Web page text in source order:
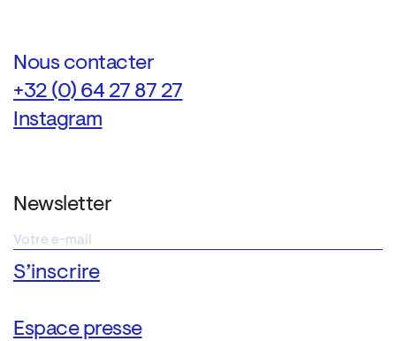
Nous contacter
+32 (0) 64 27 87 27
Instagram
Newsletter
Espace presse